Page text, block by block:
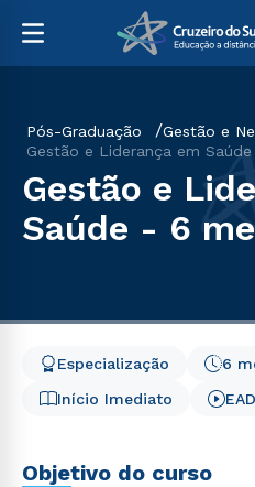
Pós-Graduação
Gestão e
Gestão e Liderança em
Gestão e
Saúde - 6
Início Imediato
6
Especialização
Objetivo do curso